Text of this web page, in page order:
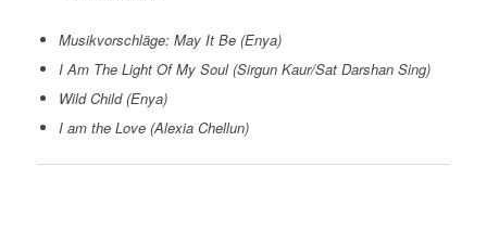
Musikvorschläge: May It Be (Enya)
I Am The Light Of My Soul (Sirgun Kaur/Sat Darshan Sing)
Wild Child (Enya)
I am the Love (Alexia Chellun)